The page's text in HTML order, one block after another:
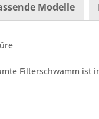
Modelle
Filterschwamm